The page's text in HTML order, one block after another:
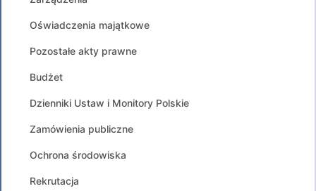
Oświadczenia majątkowe
Pozostałe akty prawne
Budżet
Dzienniki Ustaw i Monitory Polskie
Zamówienia publiczne
Ochrona środowiska
Rekrutacja